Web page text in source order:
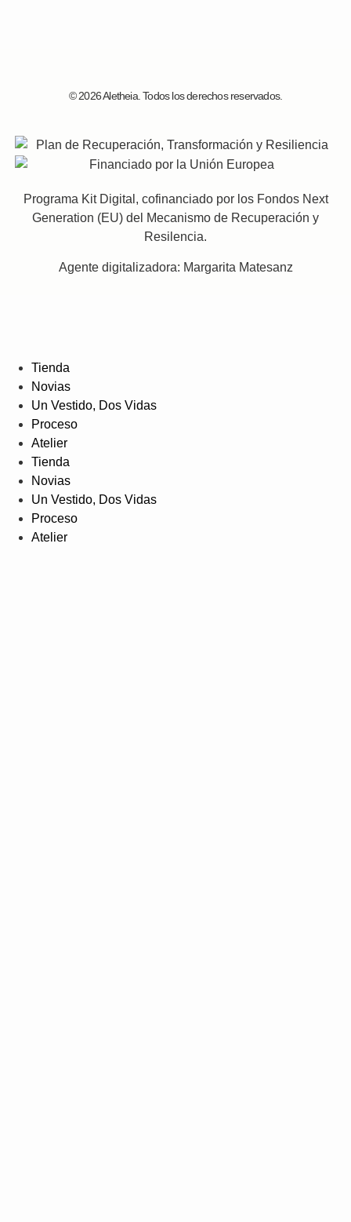
© 2026 Aletheia. Todos los derechos reservados.
Programa Kit Digital, cofinanciado por los Fondos Next
Generation (EU) del Mecanismo de Recuperación y
Resilencia.
Agente digitalizadora: Margarita Matesanz
Tienda
Novias
Un Vestido, Dos Vidas
Proceso
Atelier
Tienda
Novias
Un Vestido, Dos Vidas
Proceso
Atelier